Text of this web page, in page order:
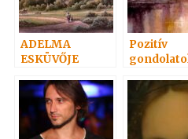
ADELMA
ESKÜVŐJE
Pozitív